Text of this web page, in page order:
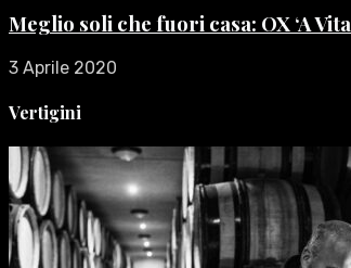
Meglio soli che fuori casa: OX ‘A Vita
3 Aprile 2020
Vertigini